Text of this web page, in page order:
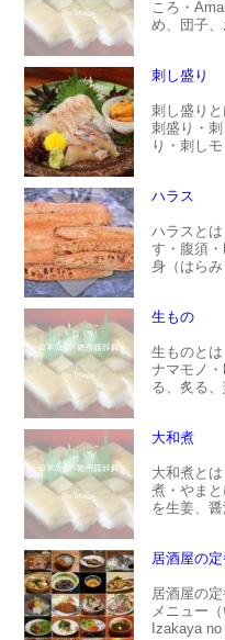
ころ・
め、団子、
刺し盛り
刺し盛り
刺盛り・
り・刺し
ハラス
ハラスと
す・腹須
身（はらみ
生もの
生ものと
ナマモノ
る、炙る、
大和煮
大和煮と
煮・やま
を生姜、醤
居酒屋の
居酒屋の
メニュー
Izakaya no